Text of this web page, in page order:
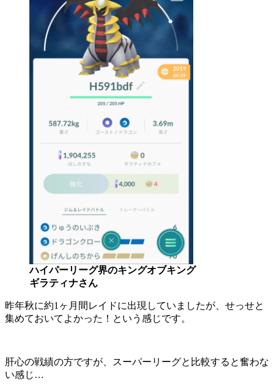
ハイパーリーグ界のキングオブキング
ギラティナさん
昨年秋に約1ヶ月間レイドに出現していましたが、せっせと
集めておいてよかった！という感じです。
肝心の戦績の方ですが、スーパーリーグと比較すると奮わな
い感じ…